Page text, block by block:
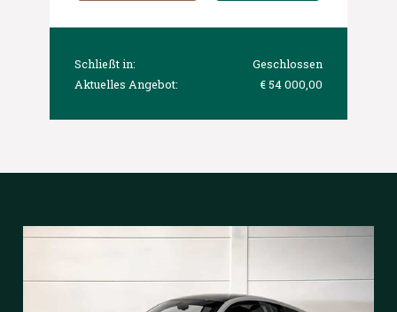
Schließt in:
Geschlossen
Aktuelles Angebot:
€ 54 000,00